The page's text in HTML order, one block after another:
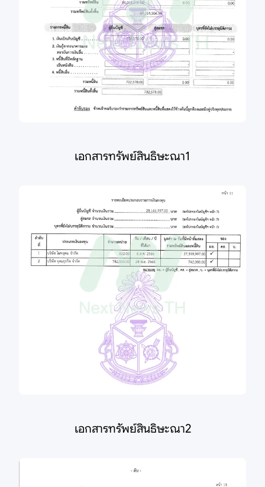
เอกสารทรัพย์สินธิษะณา1
เอกสารทรัพย์สินธิษะณา2